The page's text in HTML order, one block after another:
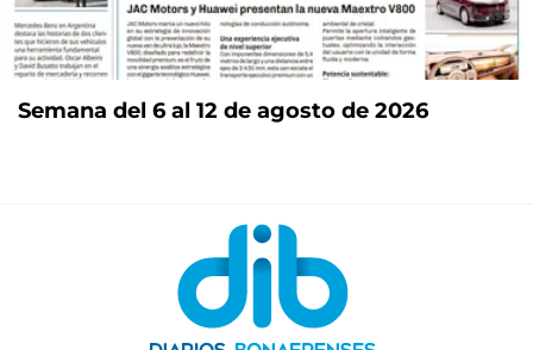
Semana del 6 al 12 de agosto de 2026